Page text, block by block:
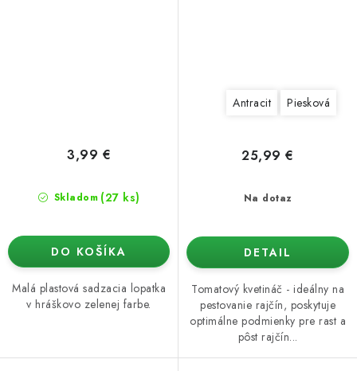
Skladom (27 ks)
3,99 €
DO KOŠÍKA
Malá plastová sadzacia lopatka
v hráškovo zelenej farbe.
Antracit Piesková
Na dotaz
25,99 €
DETAIL
Tomatový kvetináč - ideálny na
pestovanie rajčín, poskytuje
optimálne podmienky pre rast a
pôst rajčín...